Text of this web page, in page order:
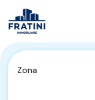
Zona